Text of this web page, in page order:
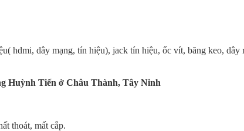
hdmi, dây mạng, tín hiệu), jack tín hiệu, ốc vít, băng keo, dây
Huỳnh Tiến ở Châu Thành, Tây Ninh
thoát, mất cắp.